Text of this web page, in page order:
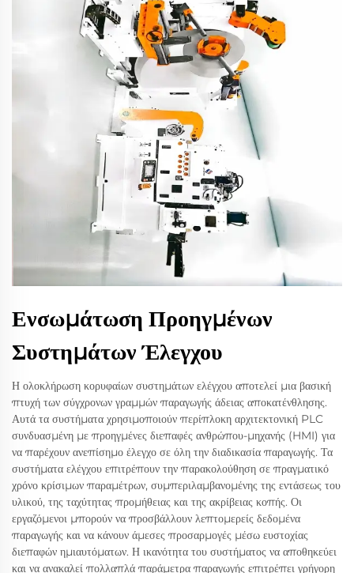
Ενσωμάτωση Προηγμένων
Συστημάτων Έλεγχου
Η ολοκλήρωση κορυφαίων συστημάτων ελέγχου αποτελεί μια βασική
πτυχή των σύγχρονων γραμμών παραγωγής άδειας αποκατένθλησης.
Αυτά τα συστήματα χρησιμοποιούν περίπλοκη αρχιτεκτονική PLC
συνδυασμένη με προηγμένες διεπαφές ανθρώπου-μηχανής (HMI) για
να παρέχουν ανεπίσημο έλεγχο σε όλη την διαδικασία παραγωγής. Τα
συστήματα ελέγχου επιτρέπουν την παρακολούθηση σε πραγματικό
χρόνο κρίσιμων παραμέτρων, συμπεριλαμβανομένης της εντάσεως του
υλικού, της ταχύτητας προμήθειας και της ακρίβειας κοπής. Οι
εργαζόμενοι μπορούν να προσβάλλουν λεπτομερείς δεδομένα
παραγωγής και να κάνουν άμεσες προσαρμογές μέσω ευστοχίας
διεπαφών ημιαυτόματων. Η ικανότητα του συστήματος να αποθηκεύει
και να ανακαλεί πολλαπλά παράμετρα παραγωγής επιτρέπει γρήγορη